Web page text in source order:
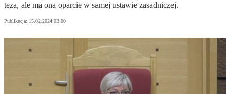
teza, ale ma ona oparcie w samej ustawie zasadniczej.
Publikacja: 15.02.2024 03:00